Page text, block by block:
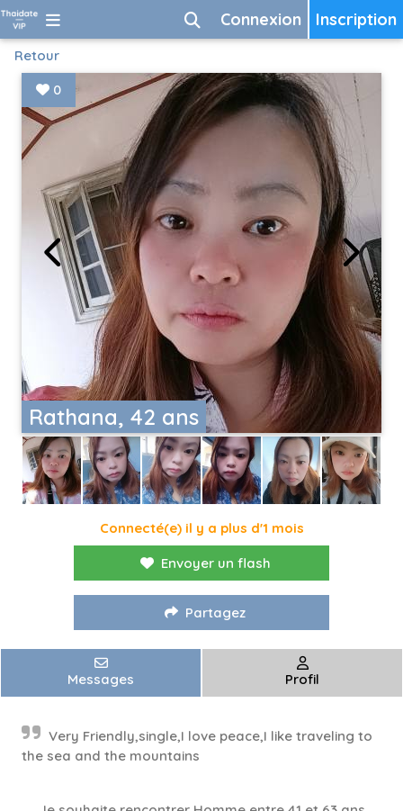
Inscription
Connexion
Retour
Rathana, 42 ans
0
Connecté(e) il y a plus d'1 mois
Envoyer un flash
Partagez
Messages Profil
Very Friendly,single,I love peace,I like traveling to
the sea and the mountains